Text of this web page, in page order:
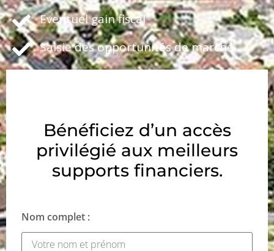
Eventuel gain fiscal
Saisie des opportunités de marché
Bénéficiez d’un accès
privilégié aux meilleurs
supports financiers.
Nom complet :